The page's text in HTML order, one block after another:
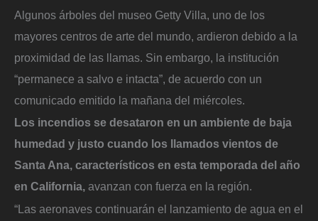
Algunos árboles del museo Getty Villa, uno de los
mayores centros de arte del mundo, ardieron debido a la
proximidad de las llamas. Sin embargo, la institución
“permanece a salvo e intacta”, de acuerdo con un
comunicado emitido la mañana del miércoles.
Los incendios se desataron en un ambiente de baja
humedad y justo cuando los llamados vientos de
Santa Ana, característicos en esta temporada del año
en California, avanzan con fuerza en la región.
“Las aeronaves continuarán el lanzamiento de agua en el